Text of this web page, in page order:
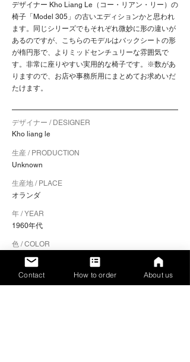
デザイナー Kho Liang Le（コー・リアン・リー）の
椅子「Model 305」の古いエディションかと思われ
ます。同じシリーズでもそれぞれ微妙に形の違いが
あるのですが、こちらのモデルはバックシートの形
が楕円形で、よりミッドセンチュリーな雰囲気で
す。非常に座りやすい実用的な椅子です。※数があ
りますので、お店や事務所用にまとめてお求めいだ
たけます。
デザイナー / DESIGNER
Kho liang le
生産 / PRODUCTION
Unknown
生産地 / PLACE
オランダ
年 / YEAR
1960年代
色 / COLOR
フレーム：グレー / シート：ブラウン
素材 / MATERIALS
フレーム：スチール / シート：プライウッド
Contact How to order About us